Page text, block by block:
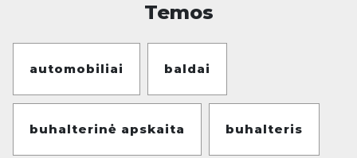
Temos
automobiliai baldai
buhalterinė apskaita buhalteris